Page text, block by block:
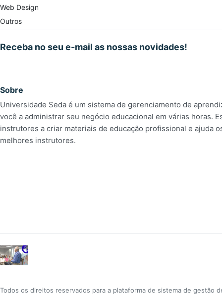
Web Design
Outros
Receba no seu e-mail as nossas novidades!
Sobre
Universidade Seda é um sistema de gerenciamento de
você a administrar seu negócio educacional em várias horas.
instrutores a criar materiais de educação profissional e ajuda
melhores instrutores.
Todos os direitos reservados para a plataforma de sistema de gestão